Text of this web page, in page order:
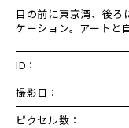
目の前に東京湾、後ろ
ケーション。アートと
ID：
撮影日：
ピクセル数：